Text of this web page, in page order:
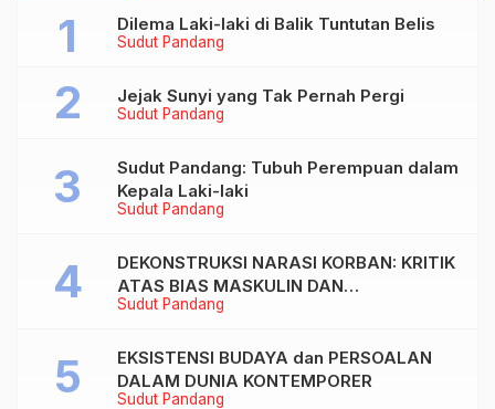
Sudut Pandang
Dilema Laki-laki di Balik Tuntutan Belis
Sudut Pandang
Jejak Sunyi yang Tak Pernah Pergi
Sudut Pandang
Sudut Pandang: Tubuh Perempuan dalam
Kepala Laki-laki
Sudut Pandang
DEKONSTRUKSI NARASI KORBAN: KRITIK
ATAS BIAS MASKULIN DAN
OBJEKTIVIKASI PEREMPUAN DALAM
TUNTUTAN BELIS” KARYA AGUSTINUS
S. SASMITA
Sudut Pandang
EKSISTENSI BUDAYA dan PERSOALAN
DALAM DUNIA KONTEMPORER